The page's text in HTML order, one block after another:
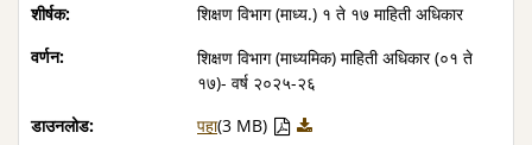
शिक्षण विभाग (माध्य.) १ ते १७ माहिती अधिकार
शिक्षण विभाग (माध्यमिक) माहिती अधिकार (०१ ते
१७)- वर्ष २०२५-२६
पहा(3 MB)